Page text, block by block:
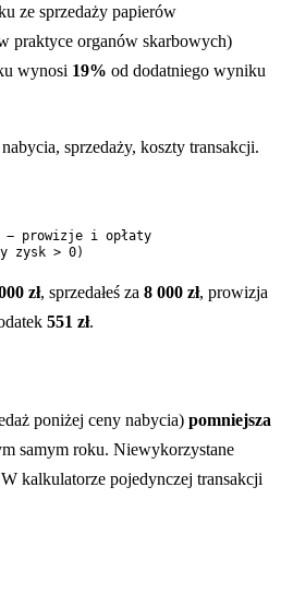
ze sprzedaży papierów
praktyce organów skarbowych)
wynosi 19% od dodatniego wyniku
sprzedaży, koszty transakcji.
− prowizje i opłaty
zł, sprzedałeś za 8 000 zł, prowizja
551 zł.
poniżej ceny nabycia) pomniejsza
samym roku. Niewykorzystane
kalkulatorze pojedynczej transakcji